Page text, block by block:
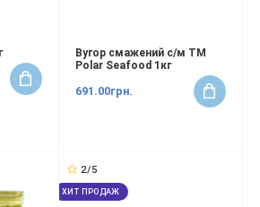
Вугор смажений с/м ТМ
Polar Seafood 1кг
691.00грн.
2/5
ХИТ ПРОДАЖ